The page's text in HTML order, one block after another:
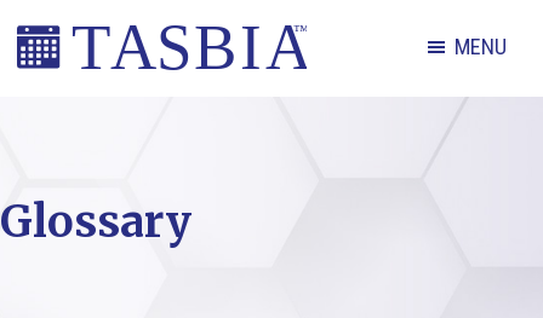
Skip
Skip
Skip
and
MENU
Glossary